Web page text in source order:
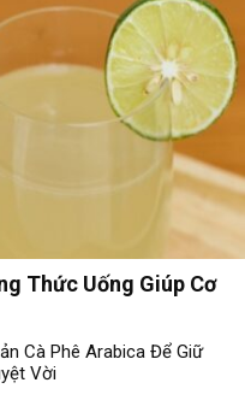
Thức Uống Giúp Cơ
Cà Phê Arabica Để Giữ
Vời